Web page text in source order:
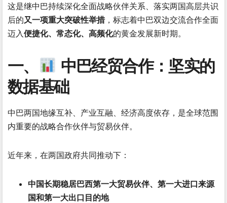
这是继中巴持续深化全面战略伙伴关系、落实两国高层共识
后的又一项重大突破性举措，标志着中巴双边交流合作全面
迈入便捷化、常态化、高频化的黄金发展新时期。
一、
中巴经贸合作：坚实的
数据基础
中巴两国地缘互补、产业互融、经济高度依存，是全球范围
内重要的战略合作伙伴与贸易伙伴。
近年来，在两国政府共同推动下：
中国长期稳居巴西第一大贸易伙伴、第一大进口来源
国和第一大出口目的地